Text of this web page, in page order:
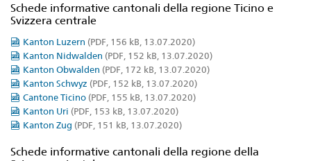
Schede informative cantonali della regione Ticino e
Svizzera centrale
Kanton Luzern (PDF, 156 kB, 13.07.2020)
Kanton Nidwalden (PDF, 152 kB, 13.07.2020)
Kanton Obwalden (PDF, 172 kB, 13.07.2020)
Kanton Schwyz (PDF, 152 kB, 13.07.2020)
Cantone Ticino (PDF, 155 kB, 13.07.2020)
Kanton Uri (PDF, 153 kB, 13.07.2020)
Kanton Zug (PDF, 151 kB, 13.07.2020)
Schede informative cantonali della regione della